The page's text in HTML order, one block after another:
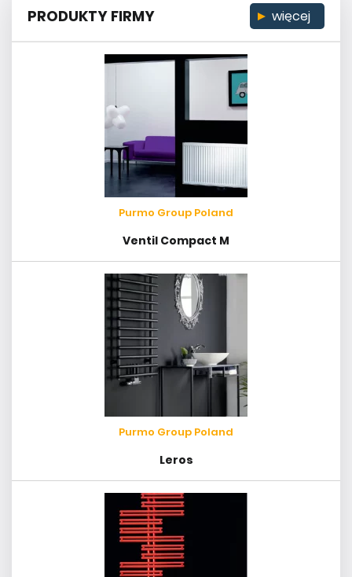
PRODUKTY FIRMY więcej
Purmo Group Poland
Ventil Compact M
Purmo Group Poland
Leros